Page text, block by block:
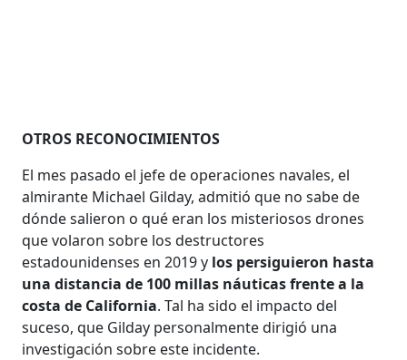
OTROS RECONOCIMIENTOS
El mes pasado el jefe de operaciones navales, el
almirante Michael Gilday, admitió que no sabe de
dónde salieron o qué eran los misteriosos drones
que volaron sobre los destructores
estadounidenses en 2019 y los persiguieron hasta
una distancia de 100 millas náuticas frente a la
costa de California. Tal ha sido el impacto del
suceso, que Gilday personalmente dirigió una
investigación sobre este incidente.